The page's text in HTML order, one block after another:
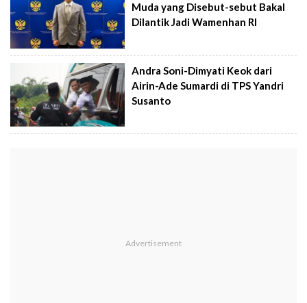
Muda yang Disebut-sebut Bakal
Dilantik Jadi Wamenhan RI
Andra Soni-Dimyati Keok dari
Airin-Ade Sumardi di TPS Yandri
Susanto